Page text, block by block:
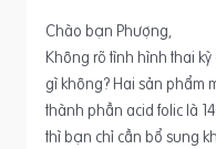
Chào bạn Phượng,
Không rõ tình hình thai
gì không? Hai sản phẩm
thành phần acid folic là
thì bạn chỉ cần bổ sung